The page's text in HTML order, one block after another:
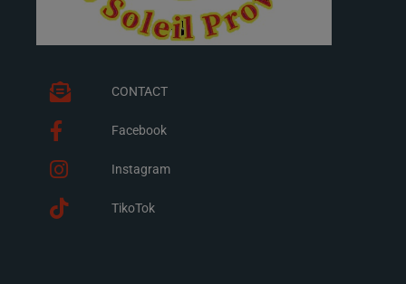
CONTACT
Facebook
Instagram
TikoTok